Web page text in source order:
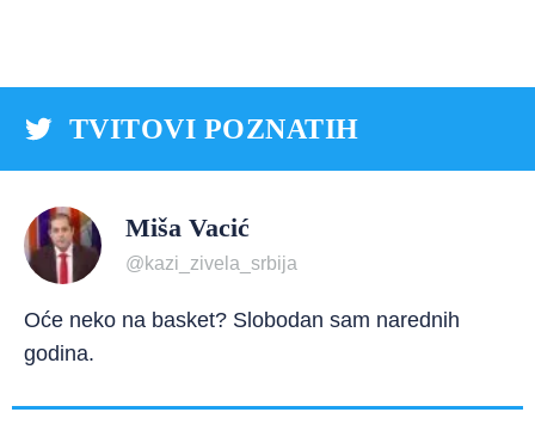
TVITOVI POZNATIH
Miša Vacić
@kazi_zivela_srbija
Oće neko na basket? Slobodan sam narednih
godina.